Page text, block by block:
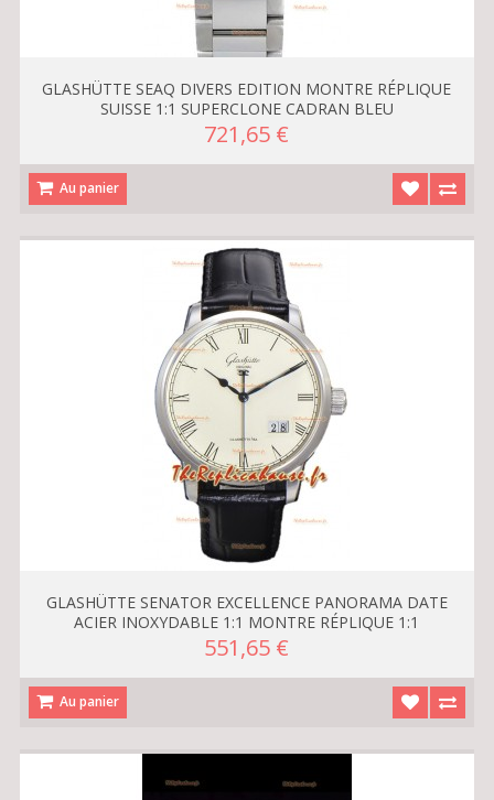
GLASHÜTTE SEAQ DIVERS EDITION MONTRE RÉPLIQUE
SUISSE 1:1 SUPERCLONE CADRAN BLEU
721,65 €
Au panier
GLASHÜTTE SENATOR EXCELLENCE PANORAMA DATE
ACIER INOXYDABLE 1:1 MONTRE RÉPLIQUE 1:1
551,65 €
Au panier